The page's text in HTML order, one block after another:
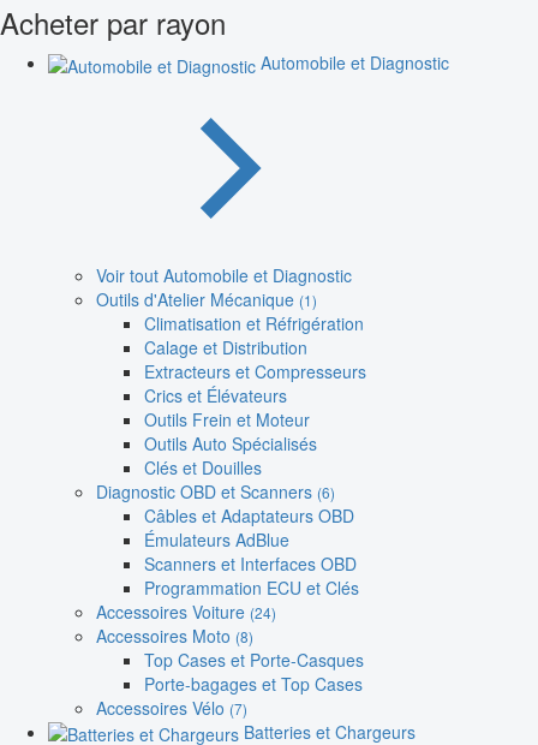
Acheter par rayon
Automobile et Diagnostic
Voir tout Automobile et Diagnostic
Outils d'Atelier Mécanique (1)
Climatisation et Réfrigération
Calage et Distribution
Extracteurs et Compresseurs
Crics et Élévateurs
Outils Frein et Moteur
Outils Auto Spécialisés
Clés et Douilles
Diagnostic OBD et Scanners (6)
Câbles et Adaptateurs OBD
Émulateurs AdBlue
Scanners et Interfaces OBD
Programmation ECU et Clés
Accessoires Voiture (24)
Accessoires Moto (8)
Top Cases et Porte-Casques
Porte-bagages et Top Cases
Accessoires Vélo (7)
Batteries et Chargeurs